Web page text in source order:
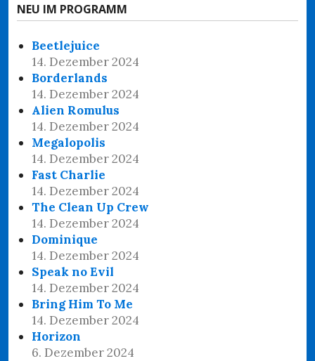
NEU IM PROGRAMM
Beetlejuice
14. Dezember 2024
Borderlands
14. Dezember 2024
Alien Romulus
14. Dezember 2024
Megalopolis
14. Dezember 2024
Fast Charlie
14. Dezember 2024
The Clean Up Crew
14. Dezember 2024
Dominique
14. Dezember 2024
Speak no Evil
14. Dezember 2024
Bring Him To Me
14. Dezember 2024
Horizon
6. Dezember 2024